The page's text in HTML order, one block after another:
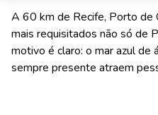
A 60 km de Recife, Porto de
mais requisitados não só de
motivo é claro: o mar azul de
sempre presente atraem